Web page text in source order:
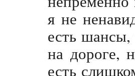
я не
есть шансы,
на дороге,
есть